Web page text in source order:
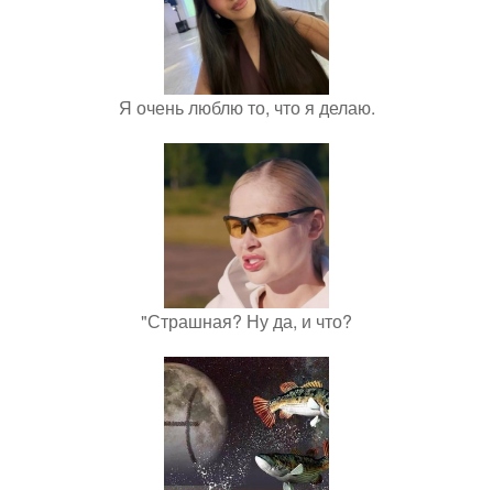
Я очень люблю то, что я делаю.
"Страшная? Ну да, и что?